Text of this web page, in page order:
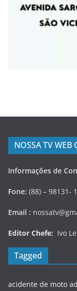
NOSSA TV WEB
Informações de
Fone: (88) – 98131-
Email :
Editor Chefe: Ivo
Tagged
acidente de moto